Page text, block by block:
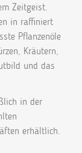
Zeitgeist.
in raffiniert
Pflanzenöle
Kräutern,
und das
in der
erhältlich.